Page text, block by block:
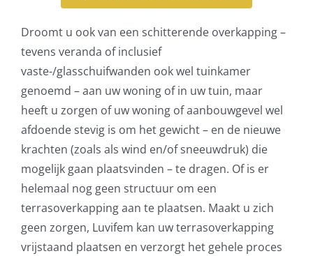
Droomt u ook van een schitterende overkapping –
tevens veranda of inclusief
vaste-/glasschuifwanden ook wel tuinkamer
genoemd – aan uw woning of in uw tuin, maar
heeft u zorgen of uw woning of aanbouwgevel wel
afdoende stevig is om het gewicht – en de nieuwe
krachten (zoals als wind en/of sneeuwdruk) die
mogelijk gaan plaatsvinden – te dragen. Of is er
helemaal nog geen structuur om een
terrasoverkapping aan te plaatsen. Maakt u zich
geen zorgen, Luvifem kan uw terrasoverkapping
vrijstaand plaatsen en verzorgt het gehele proces